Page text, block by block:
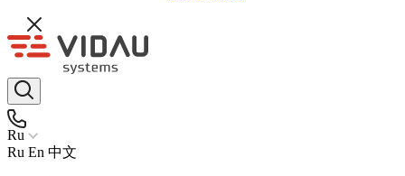
Ru
Ru En 中文